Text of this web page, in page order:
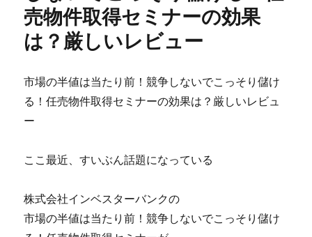
売物件取得セミナーの効果
は？厳しいレビュー
市場の半値は当たり前！競争しないでこっそり儲け
る！任売物件取得セミナーの効果は？厳しいレビュ
ー
ここ最近、すいぶん話題になっている
株式会社インベスターバンクの
市場の半値は当たり前！競争しないでこっそり儲け